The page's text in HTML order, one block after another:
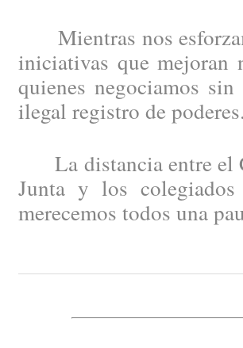
Mientras nos
iniciativas que mejoran
quienes negociamos
ilegal registro de poderes.
La distancia entre el
Junta y los
merecemos todos una